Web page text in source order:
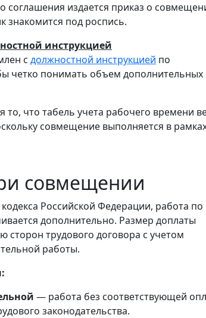
соглашения издается приказ о
знакомится под роспись.
инструкцией
с должностной инструкцией по
четко понимать объем дополнительных
что табель учета рабочего времени
совмещение выполняется в
совмещении
Российской Федерации, работа по
дополнительно. Размер доплаты
сторон трудового договора с учетом
работы.
— работа без соответствующей
законодательства.